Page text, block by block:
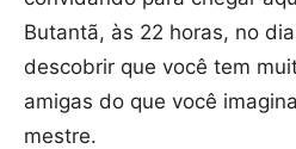
Butantã, às 22 horas, no
descobrir que você tem
amigas do que você
mestre.